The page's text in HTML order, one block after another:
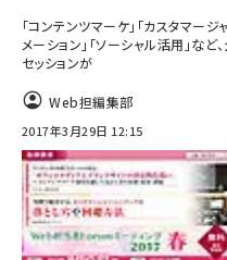
「コンテンツマーケ」「カスタマー
メーション」「ソーシャル活用」な
セッションが
Web担編集部
2017年3月29日 12:15